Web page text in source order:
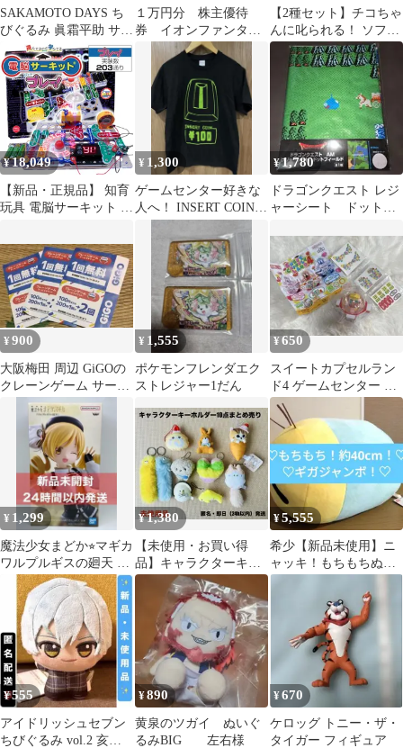
SAKAMOTO DAYS ち
びぐるみ 眞霜平助 サカ
モトデイズ
１万円分 株主優待
券 イオンファンタジ
ー キッズ ミューの
森 １００００円分
【2種セット】チコちゃ
んに叱られる！ ソフビ
マスコット アミューズ
メント用景品
¥18,049
【新品・正規品】 知育
玩具 電脳サーキット プ
ブロック
¥ 1,300
ゲームセンター好きな
人へ！ INSERT COIN T
¥1,780
ドラゴンクエスト レジ
ャーシート ドットフ
¥900
大阪梅田 周辺 GiGOの
クレーンゲーム サービ
スチケット ３枚セット
¥ 1,555
ポケモンフレンダエク
ストレジャー1だん
¥650
スイートカプセルラン
ド4 ゲームセンター ミ
ニフィギュア
¥ 1,299
魔法少女まどか⭐︎マギカ
ワルプルギスの廻天 巴
マミ フィギュア 在庫2
¥1,380
【未使用・お買い得
品】キャラクターキー
ホルダー10点まとめ売
¥5,555
希少【新品未使用】ニ
ャッキ！もちもちぬい
ぐるみ＊ギガジャンボ
＊もちもち＊BIG
¥555
アイドリッシュセブン
ちびぐるみ vol.2 亥清
¥890
黄泉のツガイ ぬいぐ
るみBIG 左右様
¥670
ケロッグ トニー・ザ・
タイガー フィギュア